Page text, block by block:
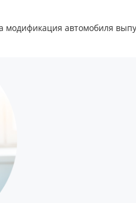
автомобиля